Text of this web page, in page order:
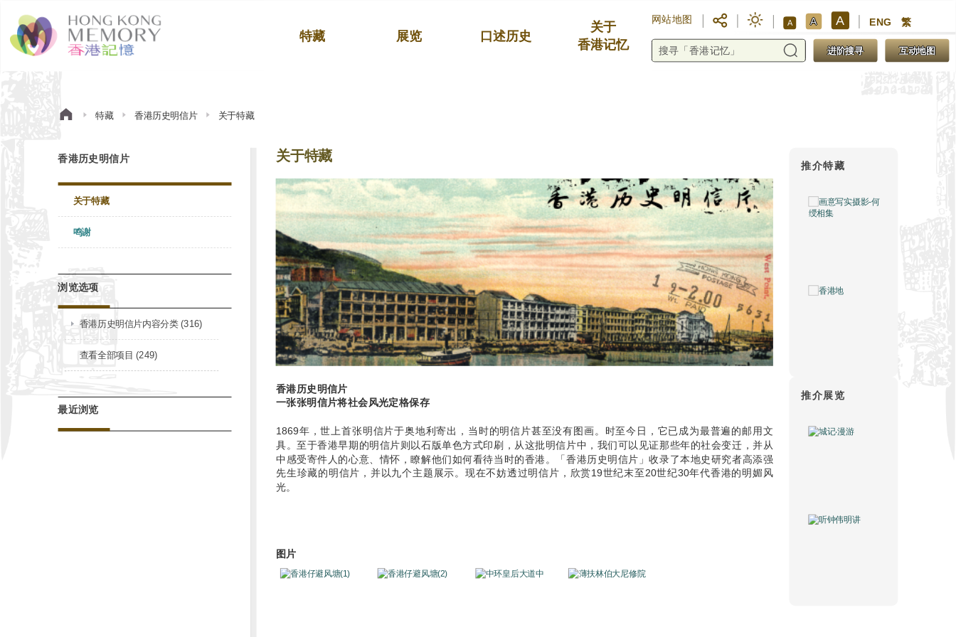
特藏 展览 口述历史
关于
香港记忆
网站地图 A A A ENG 繁
进阶搜寻 互动地图
特藏 香港历史明信片 关于特藏
香港历史明信片
关于特藏
鸣谢
浏览选项
香港历史明信片内容分类 (316)
查看全部项目 (249)
最近浏览
关于特藏
香港历史明信片
一张张明信片将社会风光定格保存
1869年，世上首张明信片于奥地利寄出，当时的明信片甚至没有图画。时至今日，它已成为最普遍的邮用文
具。至于香港早期的明信片则以石版单色方式印刷，从这批明信片中，我们可以见证那些年的社会变迁，并从
中感受寄件人的心意、情怀，瞭解他们如何看待当时的香港。「香港历史明信片」收录了本地史研究者高添强
先生珍藏的明信片，并以九个主题展示。现在不妨透过明信片，欣赏19世纪末至20世纪30年代香港的明媚风
光。
图片
推介特藏
推介展览